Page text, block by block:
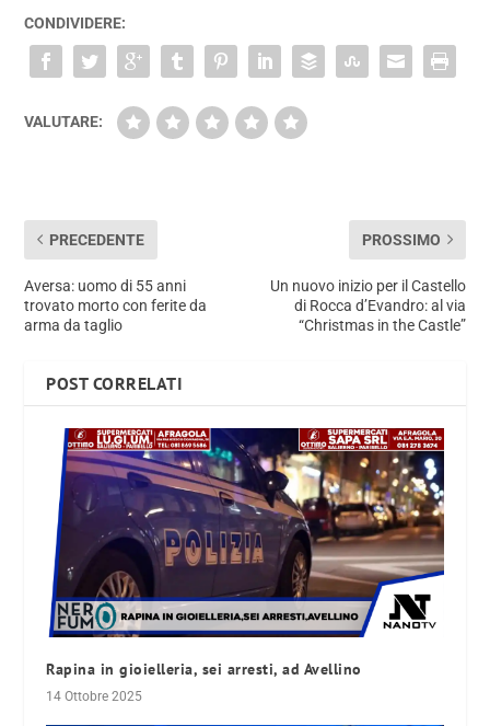
CONDIVIDERE:
VALUTARE:
PRECEDENTE
Aversa: uomo di 55 anni
trovato morto con ferite da
arma da taglio
PROSSIMO
Un nuovo inizio per il Castello
di Rocca d’Evandro: al via
“Christmas in the Castle”
POST CORRELATI
Rapina in gioielleria, sei arresti, ad Avellino
14 Ottobre 2025